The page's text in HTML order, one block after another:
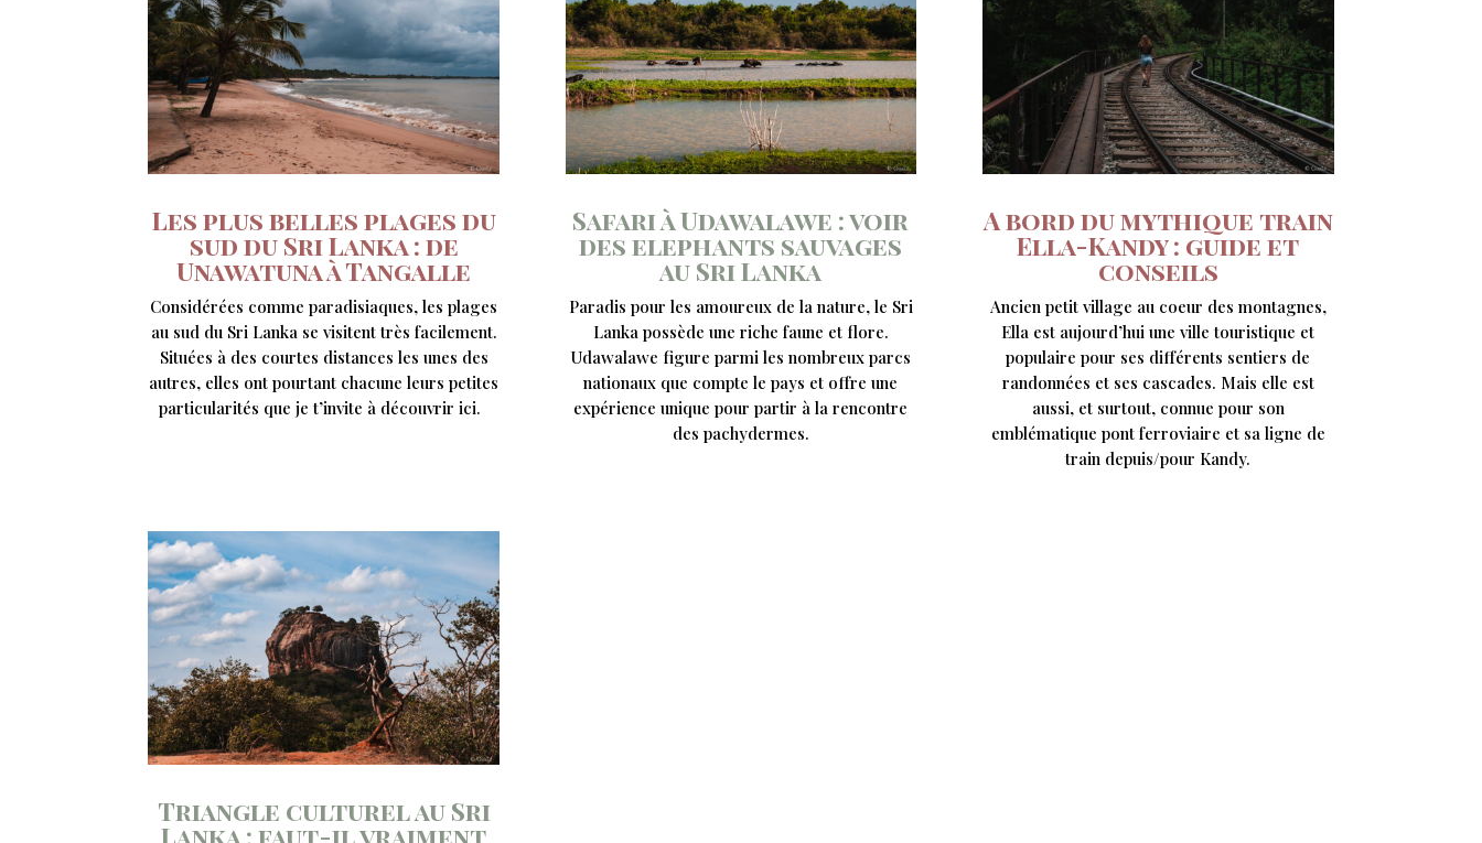
Les plus belles plages du
sud du Sri Lanka : de
Unawatuna à Tangalle
Considérées comme paradisiaques, les plages
au sud du Sri Lanka se visitent très facilement.
Situées à des courtes distances les unes des
autres, elles ont pourtant chacune leurs petites
particularités que je t’invite à découvrir ici.
Safari à Udawalawe : voir
des elephants sauvages
au Sri Lanka
Paradis pour les amoureux de la nature, le Sri
Lanka possède une riche faune et flore.
Udawalawe figure parmi les nombreux parcs
nationaux que compte le pays et offre une
expérience unique pour partir à la rencontre
des pachydermes.
A bord du mythique train
Ella-Kandy : guide et
conseils
Ancien petit village au coeur des montagnes,
Ella est aujourd’hui une ville touristique et
populaire pour ses différents sentiers de
randonnées et ses cascades. Mais elle est
aussi, et surtout, connue pour son
emblématique pont ferroviaire et sa ligne de
train depuis/pour Kandy.
Triangle culturel au Sri
Lanka : faut-il vraiment